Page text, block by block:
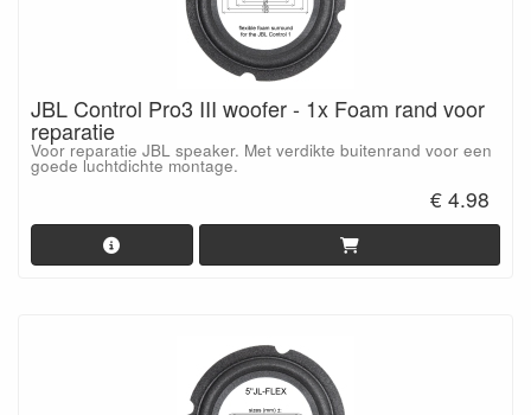
JBL Control Pro3 III woofer - 1x Foam rand voor
reparatie
Voor reparatie JBL speaker. Met verdikte buitenrand voor een
goede luchtdichte montage.
€ 4.98